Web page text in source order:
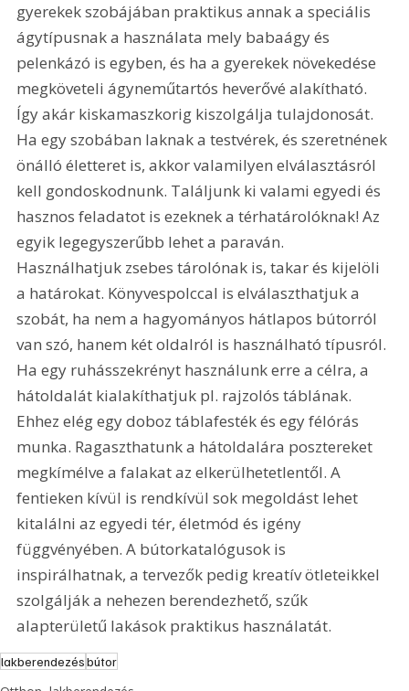
gyerekek szobájában praktikus annak a speciális
ágytípusnak a használata mely babaágy és
pelenkázó is egyben, és ha a gyerekek növekedése
megköveteli ágyneműtartós heverővé alakítható.
Így akár kiskamaszkorig kiszolgálja tulajdonosát.
Ha egy szobában laknak a testvérek, és szeretnének
önálló életteret is, akkor valamilyen elválasztásról
kell gondoskodnunk. Találjunk ki valami egyedi és
hasznos feladatot is ezeknek a térhatárolóknak! Az
egyik legegyszerűbb lehet a paraván.
Használhatjuk zsebes tárolónak is, takar és kijelöli
a határokat. Könyvespolccal is elválaszthatjuk a
szobát, ha nem a hagyományos hátlapos bútorról
van szó, hanem két oldalról is használható típusról.
Ha egy ruhásszekrényt használunk erre a célra, a
hátoldalát kialakíthatjuk pl. rajzolós táblának.
Ehhez elég egy doboz táblafesték és egy félórás
munka. Ragaszthatunk a hátoldalára posztereket
megkímélve a falakat az elkerülhetetlentől. A
fentieken kívül is rendkívül sok megoldást lehet
kitalálni az egyedi tér, életmód és igény
függvényében. A bútorkatalógusok is
inspirálhatnak, a tervezők pedig kreatív ötleteikkel
szolgálják a nehezen berendezhető, szűk
alapterületű lakások praktikus használatát.
lakberendezésbútor